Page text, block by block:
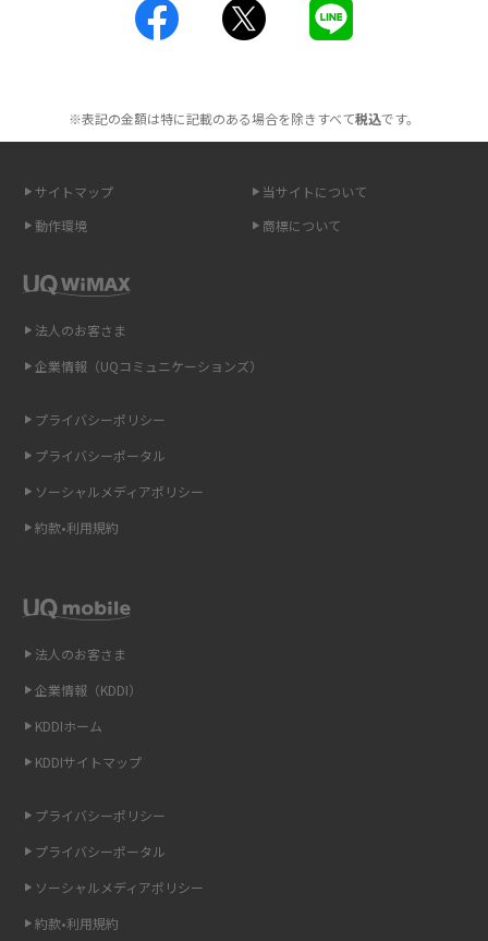
工事不要！置くだけWi-Fiの特徴は？メリット・デメリットや選び方を解説
無制限で利用できるポケット型Wi-Fiは？選び方や通信費を抑える方法も紹
ポケット型Wi-Fi（モバイルWi-Fi）とは？おススメする方の特徴や選び方を
即日受け取りできるポケット型Wi-Fiはある？すぐに使うための方法や注意
ONU（光回線終端装置）とは？モデム・ルーター・ホームゲートウェイと
ギガバイト（GB）とは？1GBの目安やギガが足りない時の対処法を紹介
Wi-Fi 6とは？Wi-Fi 5との違いやメリットと注意点、規格の種類も解説
Wi-Fiを自宅に設置する方法は？必要なことやポイントも紹介
光ファイバーとは？仕組みやメリット・デメリットを初心者向けにわかり
やすく解説
を解説
6Gとはどんな通信技術？Beyond 5Gや実用化の課題などを解説
方法を解説
※表記の金額は特に記載のある場合を除きすべて税込です。
サイトマップ
当サイトについて
動作環境
商標について
法人のお客さま
企業情報（KDDI）
KDDIホーム
KDDIサイトマップ
プライバシーポリシー
プライバシーポータル
ソーシャルメディアポリシー
約款•利用規約
法人のお客さま
企業情報（UQコミュニケーションズ）
プライバシーポリシー
プライバシーポータル
ソーシャルメディアポリシー
約款•利用規約